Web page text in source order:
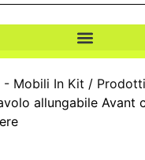
- Mobili In Kit /
allungabile Avant